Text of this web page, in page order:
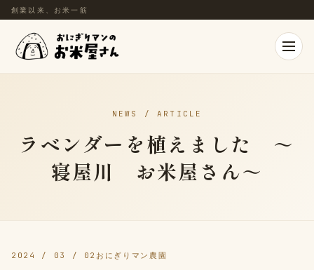
創業以来、お米一筋
NEWS / ARTICLE
ラベンダーを植えました ～
寝屋川 お米屋さん～
2024 / 03 / 02 おにぎりマン農園